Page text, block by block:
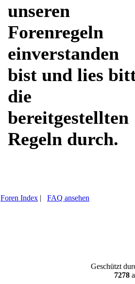
unseren
Forenregeln
einverstanden
bist und lies
die
bereitgestellten
Regeln durch.
Foren Index | FAQ ansehen
Geschützt
7278